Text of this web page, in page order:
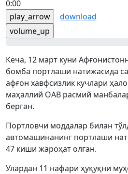
0:00
play_arrow
download
volume_up
Кеча, 12 март куни
бомба портлаши натижасида
афғон хавфсизлик кучлари
маҳаллий ОАВ расмий
берган.
Портловчи моддалар билан
автомашинанинг портлаши
47 киши жароҳат олган.
Улардан 11 нафари ҳуқуқни